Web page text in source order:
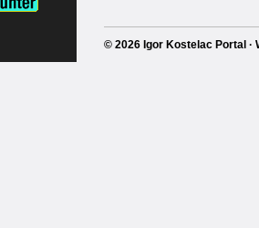
© 2026 Igor Kostelac Portal